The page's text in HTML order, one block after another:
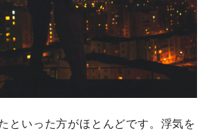
といった方がほとんどです。浮気を